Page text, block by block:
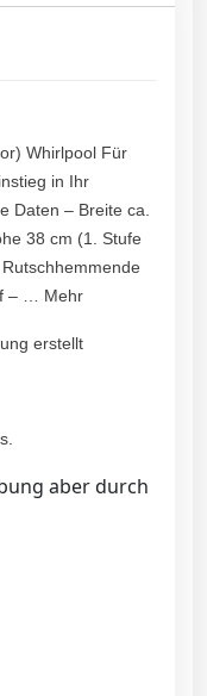
Whirlpool Für
in Ihr
Daten – Breite ca.
38 cm (1. Stufe
– … Mehr
erstellt
aber durch